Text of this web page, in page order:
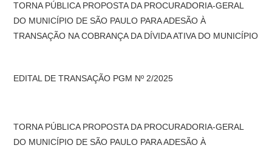
TORNA PÚBLICA PROPOSTA DA PROCURADORIA-GERAL
DO MUNICÍPIO DE SÃO PAULO PARA ADESÃO À
TRANSAÇÃO NA COBRANÇA DA DÍVIDA ATIVA DO MUNICÍPIO
EDITAL DE TRANSAÇÃO PGM Nº 2/2025
TORNA PÚBLICA PROPOSTA DA PROCURADORIA-GERAL
DO MUNICÍPIO DE SÃO PAULO PARA ADESÃO À